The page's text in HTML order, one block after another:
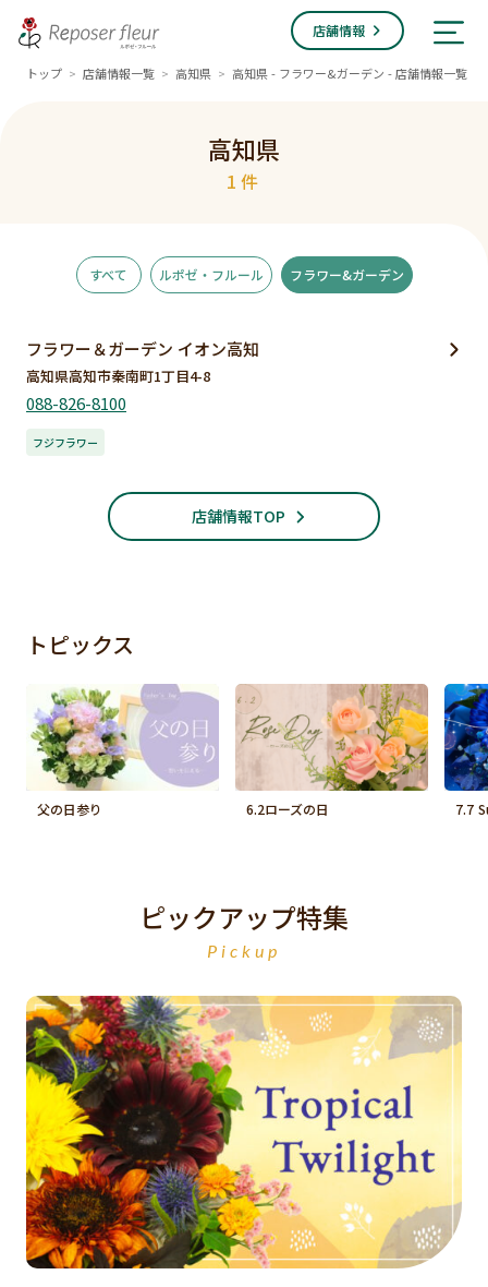
店舗情報
トップ > 店舗情報一覧 > 高知県 > 高知県 - フラワー&ガーデン - 店舗情報一覧
高知県
1件
すべて ルポゼ・フルール フラワー&ガーデン
フラワー＆ガーデン イオン高知
高知県高知市秦南町1丁目4-8
088-826-8100
フジフラワー
店舗情報TOP
トピックス
父の日参り 6.2ローズの日 7.7
ピックアップ特集
Pickup